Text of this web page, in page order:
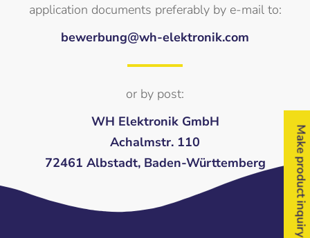
Make product inquiry
application documents preferably by e-mail to:
bewerbung@wh-elektronik.com
or by post:
WH Elektronik GmbH
Achalmstr. 110
72461 Albstadt, Baden-Württemberg